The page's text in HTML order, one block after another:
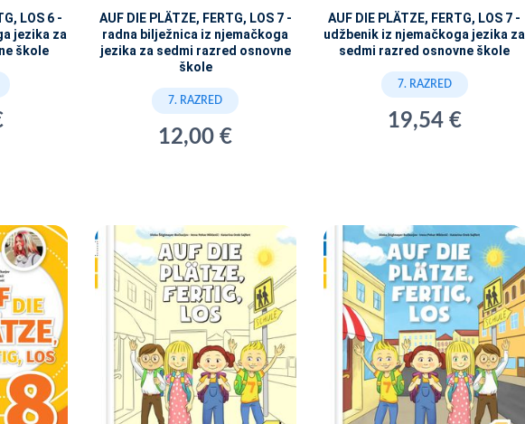
LOS 6 -
jezika za
škole
AUF DIE PLÄTZE, FERTG, LOS 7 -
radna bilježnica iz njemačkoga
jezika za sedmi razred osnovne
škole
7. RAZRED
12,00 €
AUF DIE PLÄTZE, FERTG, LOS 7 -
udžbenik iz njemačkoga jezika za
sedmi razred osnovne škole
7. RAZRED
19,54 €